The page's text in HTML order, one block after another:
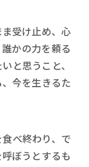
受け止め、心
かの力を頼る
と思うこと、
今を生きるた
べ終わり、で
ぼうとするも